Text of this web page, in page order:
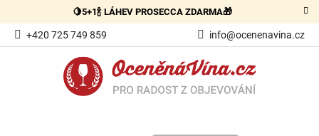
obsah
🍋5+1🍾 LÁHEV PROSECCA ZDARMA🎁
+420 725 749 859 info@ocenenavina.cz